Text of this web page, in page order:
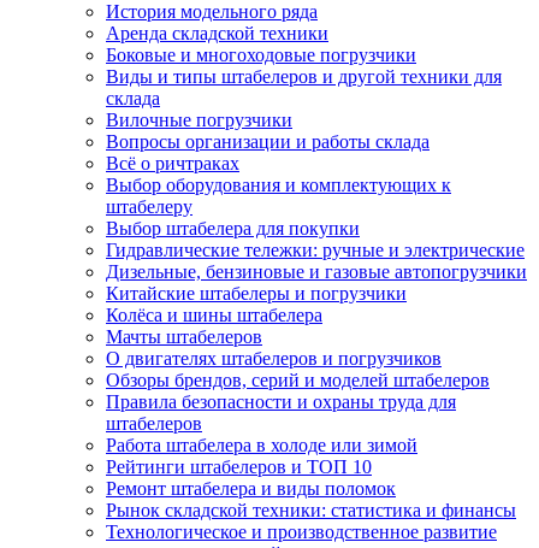
История модельного ряда
Аренда складской техники
Боковые и многоходовые погрузчики
Виды и типы штабелеров и другой техники для
склада
Вилочные погрузчики
Вопросы организации и работы склада
Всё о ричтраках
Выбор оборудования и комплектующих к
штабелеру
Выбор штабелера для покупки
Гидравлические тележки: ручные и электрические
Дизельные, бензиновые и газовые автопогрузчики
Китайские штабелеры и погрузчики
Колёса и шины штабелера
Мачты штабелеров
О двигателях штабелеров и погрузчиков
Обзоры брендов, серий и моделей штабелеров
Правила безопасности и охраны труда для
штабелеров
Работа штабелера в холоде или зимой
Рейтинги штабелеров и ТОП 10
Ремонт штабелера и виды поломок
Рынок складской техники: статистика и финансы
Технологическое и производственное развитие